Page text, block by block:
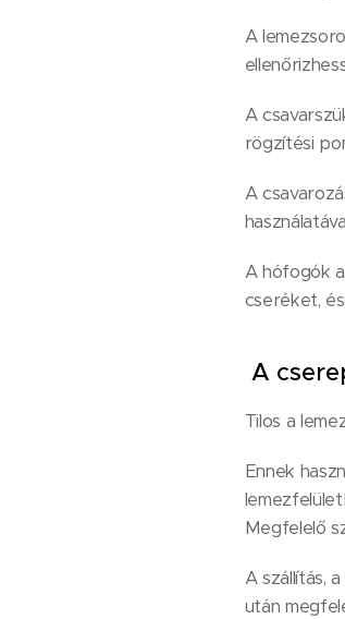
A
A
rögzítési
A
A hófogók
cseréket,
A
Tilos a
Ennek
Megfelelő
A szállítás,
után